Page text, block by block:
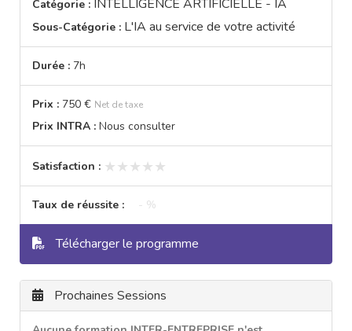
Catégorie : INTELLIGENCE ARTIFICIELLE - IA
Sous-Catégorie : L'IA au service de votre activité
Durée : 7h
Prix : 750 € Net de taxe
Prix INTRA : Nous consulter
Satisfaction : ★★★★★
★★★★★
Taux de réussite : - %
Télécharger le programme
Prochaines Sessions